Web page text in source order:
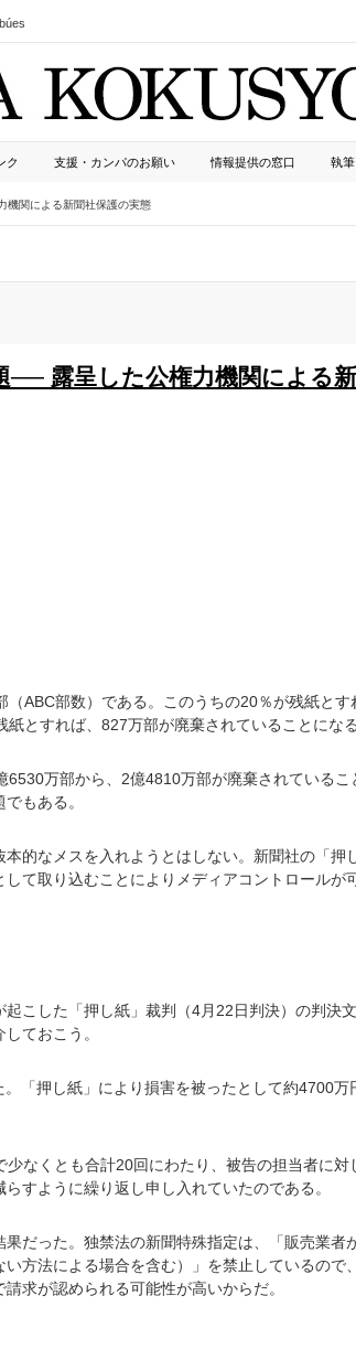
ク 支援・カンパのお願い 情報提供の窓口 執
機関による新聞社保護の実態
── 露呈した公権力機関による
ABC部数）である。このうちの20％が残紙とす
とすれば、827万部が廃棄されていることになる
万部から、2億4810万部が廃棄されているこ
もある。
的なメスを入れようとはしない。新聞社の「押
て取り込むことによりメディアコントロールが
こした「押し紙」裁判（4月22日判決）の判決
ておこう。
「押し紙」により損害を被ったとして約4700万
なくとも合計20回にわたり、被告の担当者に対
すように繰り返し申し入れていたのである。
だった。独禁法の新聞特殊指定は、「販売業者
方法による場合を含む）」を禁止しているので
求が認められる可能性が高いからだ。